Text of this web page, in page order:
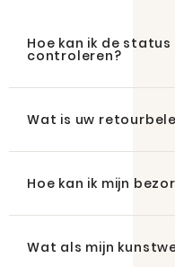
Hoe kan ik de
controleren?
Wat is uw
Hoe kan ik mijn
Wat als mijn